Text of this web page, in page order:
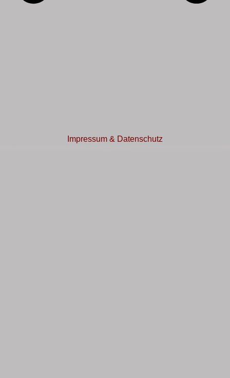
Impressum & Datenschutz